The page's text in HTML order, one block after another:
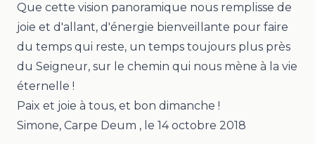
Que cette vision panoramique nous remplisse de
joie et d'allant, d'énergie bienveillante pour faire
du temps qui reste, un temps toujours plus près
du Seigneur, sur le chemin qui nous mène à la vie
éternelle !
Paix et joie à tous, et bon dimanche !
Simone, Carpe Deum , le 14 octobre 2018